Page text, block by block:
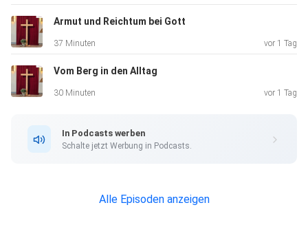
Armut und Reichtum bei Gott
37 Minuten vor 1 Tag
Vom Berg in den Alltag
30 Minuten vor 1 Tag
In Podcasts werben
Schalte jetzt Werbung in Podcasts.
Alle Episoden anzeigen